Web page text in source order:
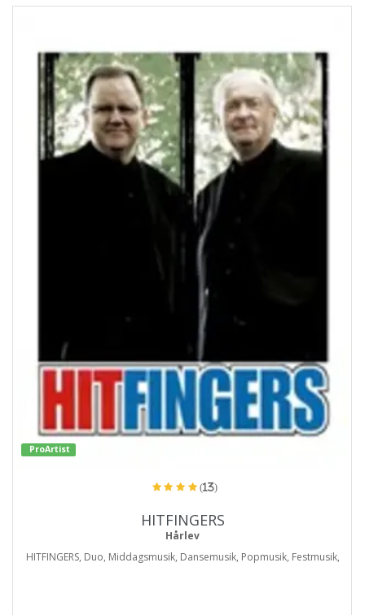
ProArtist
(13)
HITFINGERS
Hårlev
HITFINGERS, Duo, Middagsmusik, Dansemusik, Popmusik, Festmusik,